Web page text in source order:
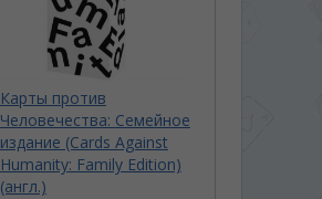
Карты против
Человечества: Семейное
издание (Cards Against
Humanity: Family Edition)
(англ.)